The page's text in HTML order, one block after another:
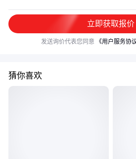
立即获取报价
发送询价代表您同意 《用户服务协
猜你喜欢